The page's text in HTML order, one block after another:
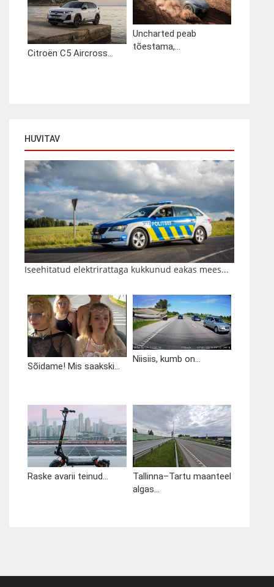
Citroën C5 Aircross...
Uncharted peab
tõestama,...
HUVITAV
Iseehitatud elektrirattaga kukkunud eakas mees...
Sõidame! Mis saakski...
Niisiis, kumb on...
Raske avarii teinud...
Tallinna–Tartu maanteel
algas...